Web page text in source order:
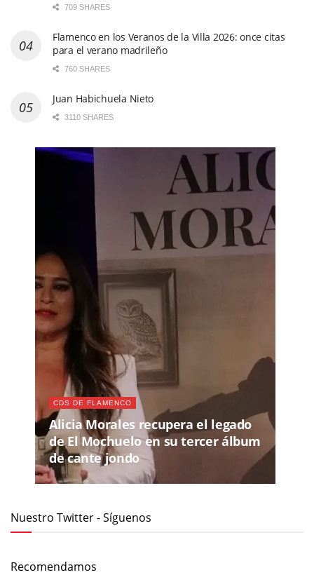
709 SHARES
Flamenco en los Veranos de la Villa 2026: once citas
para el verano madrileño
760 SHARES
Juan Habichuela Nieto
3110 SHARES
CDS DE FLAMENCO
Alicia Morales recupera el legado
de El Mochuelo en su tercer álbum
de cante jondo
Nuestro Twitter - Síguenos
Recomendamos